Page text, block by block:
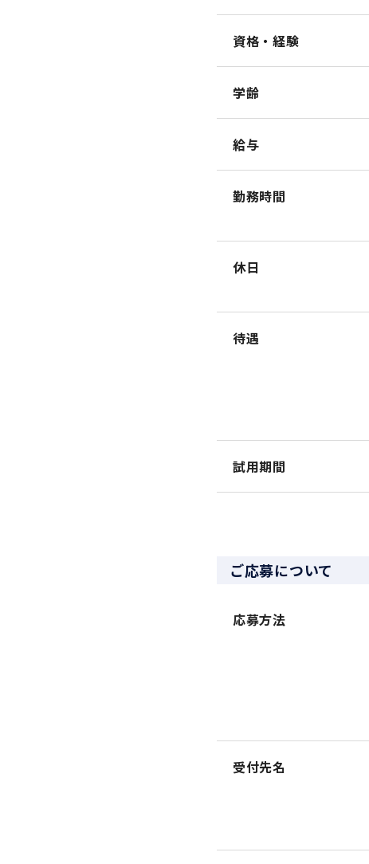
資格・経験
学齢
給与
勤務時間
休日
待遇
試用期間
ご応募について
応募方法
受付先名